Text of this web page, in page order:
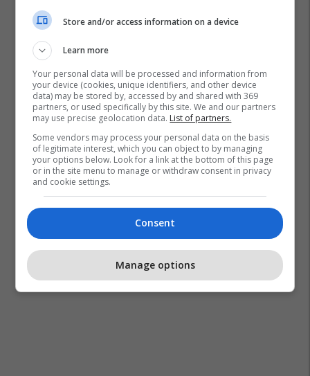
Store and/or access information on a device
Learn more
Your personal data will be processed and information from
your device (cookies, unique identifiers, and other device
data) may be stored by, accessed by and shared with 369
partners, or used specifically by this site. We and our partners
may use precise geolocation data. List of partners.
Some vendors may process your personal data on the basis
of legitimate interest, which you can object to by managing
your options below. Look for a link at the bottom of this page
or in the site menu to manage or withdraw consent in privacy
and cookie settings.
Consent
Manage options